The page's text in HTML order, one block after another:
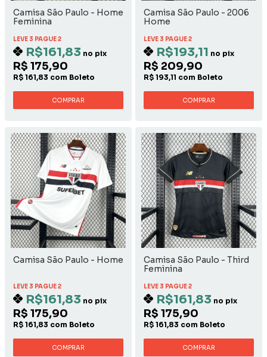
Camisa São Paulo - Home
Feminina
LEVE 3 PAGUE 2
R$161,83 no pix
R$ 175,90
R$ 161,83 com Boleto
COMPRAR
Camisa São Paulo - 2006
Home
LEVE 3 PAGUE 2
R$193,11 no pix
R$ 209,90
R$ 193,11 com Boleto
COMPRAR
Camisa São Paulo - Home
LEVE 3 PAGUE 2
R$161,83 no pix
R$ 175,90
R$ 161,83 com Boleto
COMPRAR
Camisa São Paulo - Third
Feminina
LEVE 3 PAGUE 2
R$161,83 no pix
R$ 175,90
R$ 161,83 com Boleto
COMPRAR